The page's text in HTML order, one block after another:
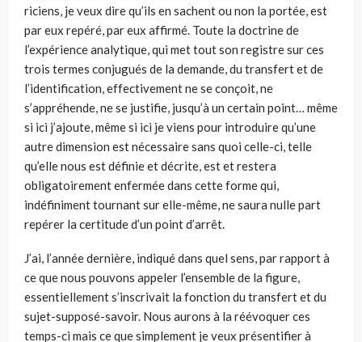
riciens, je veux dire qu’ils en sachent ou non la portée, est
par eux repéré, par eux affirmé. Toute la doctrine de
l’expérience analytique, qui met tout son registre sur ces
trois termes conjugués de la demande, du transfert et de
l’iden­tification, effectivement ne se conçoit, ne
s’appréhende, ne se justifie, jusqu’à un certain point… même
si ici j’ajoute, même si ici je viens pour introduire qu’une
autre dimension est nécessaire sans quoi celle-ci, telle
qu’elle nous est définie et décrite, est et restera
obligatoirement enfermée dans cette forme qui,
indéfiniment tournant sur elle-même, ne saura nulle part
repérer la certitude d’un point d’arrêt.
J’ai, l’année dernière, indiqué dans quel sens, par rapport à
ce que nous pou­vons appeler l’ensemble de la figure,
essentiellement s’inscrivait la fonction du transfert et du
sujet-supposé-savoir. Nous aurons à la réévoquer ces
temps-ci mais ce que simplement je veux présentifier à